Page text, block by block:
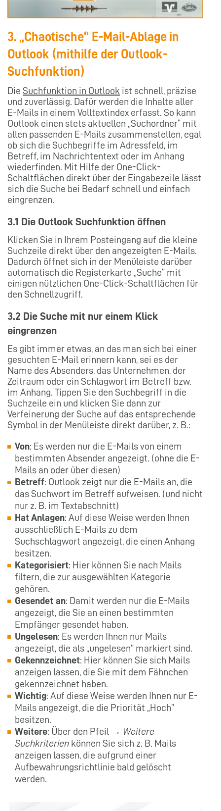
3. „Chaotische“ E-Mail-Ablage in
Outlook (mithilfe der Outlook-
Suchfunktion)
Die Suchfunktion in Outlook ist schnell, präzise
und zuverlässig. Dafür werden die Inhalte aller
E-Mails in einem Volltextindex erfasst. So kann
Outlook einen stets aktuellen „Suchordner“ mit
allen passenden E-Mails zusammenstellen, egal
ob sich die Suchbegriffe im Adressfeld, im
Betreff, im Nachrichtentext oder im Anhang
wiederfinden. Mit Hilfe der One-Click-
Schaltflächen direkt über der Eingabezeile lässt
sich die Suche bei Bedarf schnell und einfach
eingrenzen.
3.1 Die Outlook Suchfunktion öffnen
Klicken Sie in Ihrem Posteingang auf die kleine
Suchzeile direkt über den angezeigten E-Mails.
Dadurch öffnet sich in der Menüleiste darüber
automatisch die Registerkarte „Suche“ mit
einigen nützlichen One-Click-Schaltflächen für
den Schnellzugriff.
3.2 Die Suche mit nur einem Klick
eingrenzen
Es gibt immer etwas, an das man sich bei einer
gesuchten E-Mail erinnern kann, sei es der
Name des Absenders, das Unternehmen, der
Zeitraum oder ein Schlagwort im Betreff bzw.
im Anhang. Tippen Sie den Suchbegriff in die
Suchzeile ein und klicken Sie dann zur
Verfeinerung der Suche auf das entsprechende
Symbol in der Menüleiste direkt darüber, z. B.:
Von: Es werden nur die E-Mails von einem
bestimmten Absender angezeigt. (ohne die E-
Mails an oder über diesen)
Betreff: Outlook zeigt nur die E-Mails an, die
das Suchwort im Betreff aufweisen. (und nicht
nur z. B. im Textabschnitt)
Hat Anlagen: Auf diese Weise werden Ihnen
ausschließlich E-Mails zu dem
Suchschlagwort angezeigt, die einen Anhang
besitzen.
Kategorisiert: Hier können Sie nach Mails
filtern, die zur ausgewählten Kategorie
gehören.
Gesendet an: Damit werden nur die E-Mails
angezeigt, die Sie an einen bestimmten
Empfänger gesendet haben.
Ungelesen: Es werden Ihnen nur Mails
angezeigt, die als „ungelesen” markiert sind.
Gekennzeichnet: Hier können Sie sich Mails
anzeigen lassen, die Sie mit dem Fähnchen
gekennzeichnet haben.
Wichtig: Auf diese Weise werden Ihnen nur E-
Mails angezeigt, die die Priorität „Hoch”
besitzen.
Weitere: Über den Pfeil → Weitere
Suchkriterien können Sie sich z. B. Mails
anzeigen lassen, die aufgrund einer
Aufbewahrungsrichtlinie bald gelöscht
werden.